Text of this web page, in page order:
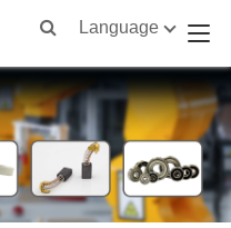
Language